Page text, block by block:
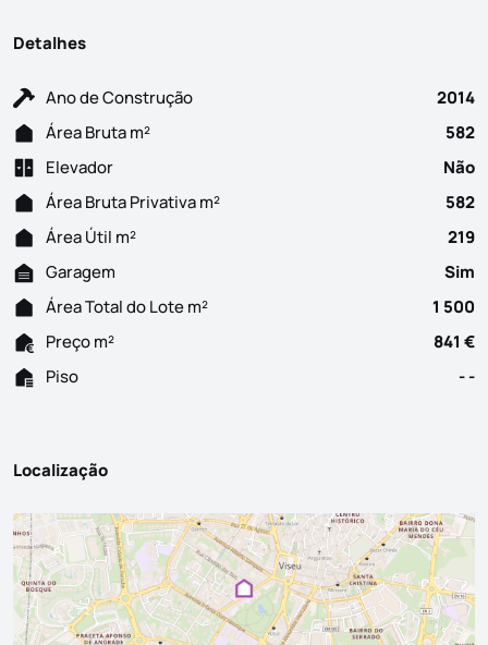
Detalhes
Ano de Construção
2014
Área Bruta m²
582
Elevador
Não
Área Bruta Privativa m²
582
Área Útil m²
219
Garagem
Sim
Área Total do Lote m²
1 500
Preço m²
841 €
Piso
- -
Localização